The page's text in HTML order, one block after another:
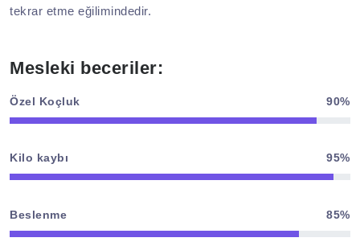
tekrar etme eğilimindedir.
Mesleki beceriler:
Özel Koçluk 90%
Kilo kaybı 95%
Beslenme 85%